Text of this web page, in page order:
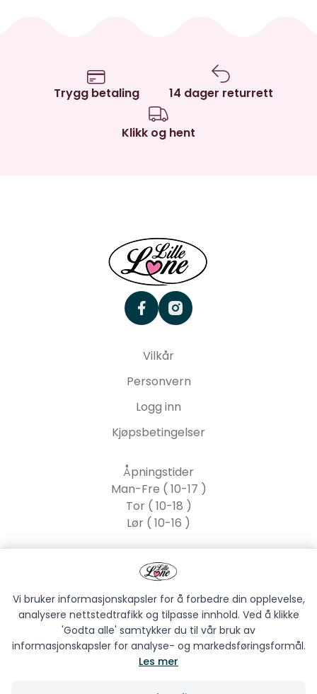
Trygg betaling 14 dager returrett
Klikk og hent
facebookinstagram
Vilkår
Personvern
Logg inn
Kjøpsbetingelser
Åpningstider
Man-Fre ( 10-17 )
Tor ( 10-18 )
Lør ( 10-16 )
Strandgata 55, 2317
Hamar
Vi bruker informasjonskapsler for å forbedre din opplevelse,
analysere nettstedtrafikk og tilpasse innhold. Ved å klikke
'Godta alle' samtykker du til vår bruk av
informasjonskapsler for analyse- og markedsføringsformål.
Les mer